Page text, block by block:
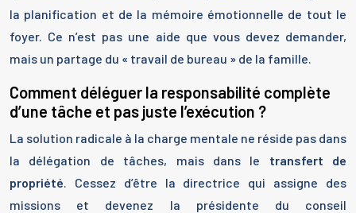
la planification et de la mémoire émotionnelle de tout le
foyer. Ce n’est pas une aide que vous devez demander,
mais un partage du « travail de bureau » de la famille.
Comment déléguer la responsabilité complète
d’une tâche et pas juste l’exécution ?
La solution radicale à la charge mentale ne réside pas dans
la délégation de tâches, mais dans le transfert de
propriété . Cessez d’être la directrice qui assigne des
missions et devenez la présidente du conseil